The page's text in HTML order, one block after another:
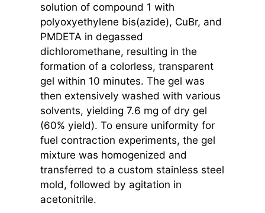
solution of compound 1 with
polyoxyethylene bis(azide), CuBr, and
PMDETA in degassed
dichloromethane, resulting in the
formation of a colorless, transparent
gel within 10 minutes. The gel was
then extensively washed with various
solvents, yielding 7.6 mg of dry gel
(60% yield). To ensure uniformity for
fuel contraction experiments, the gel
mixture was homogenized and
transferred to a custom stainless steel
mold, followed by agitation in
acetonitrile.